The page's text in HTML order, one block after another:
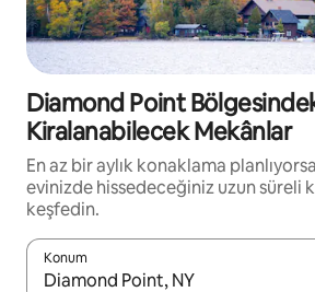
Diamond Point
Kiralanabilecek Mekânlar
En az bir aylık konaklama
evinizde hissedeceğiniz uzun süreli
keşfedin.
Konum
Sonuçlar kullanılabilir olduğunda